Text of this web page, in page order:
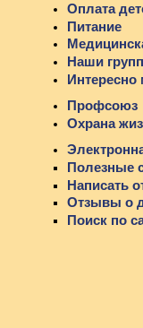
Оплата
Питание
Наши
Профсоюз
Охрана
Полезные
Написать
Отзывы о
Поиск по